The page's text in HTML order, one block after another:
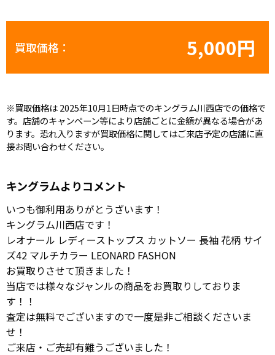
買取価格： 5,000円
※買取価格は 2025年10月1日時点でのキングラム川西店での価格で
す。店舗のキャンペーン等により店舗ごとに金額が異なる場合があ
ります。恐れ入りますが買取価格に関してはご来店予定の店舗に直
接お問い合わせください。
キングラムよりコメント
いつも御利用ありがとうざいます！
キングラム川西店です！
レオナール レディーストップス カットソー 長袖 花柄 サイ
ズ42 マルチカラー LEONARD FASHON
お買取りさせて頂きました！
当店では様々なジャンルの商品をお買取りしておりま
す！！
査定は無料でございますので一度是非ご相談くださいま
せ！
ご来店・ご売却有難うございました！